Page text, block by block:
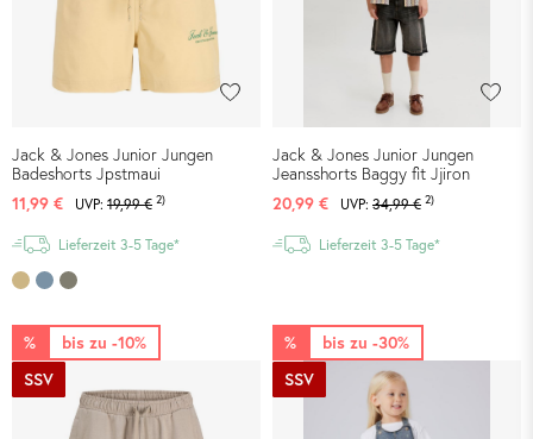
Jack & Jones Junior Jungen
Badeshorts Jpstmaui
11,99 €
UVP: 19,99 € 2)
Lieferzeit 3-5 Tage*
Jack & Jones Junior Jungen
Jeansshorts Baggy fit Jjiron
20,99 €
UVP: 34,99 € 2)
Lieferzeit 3-5 Tage*
bis zu -10%
%
SSV
bis zu -30%
%
SSV